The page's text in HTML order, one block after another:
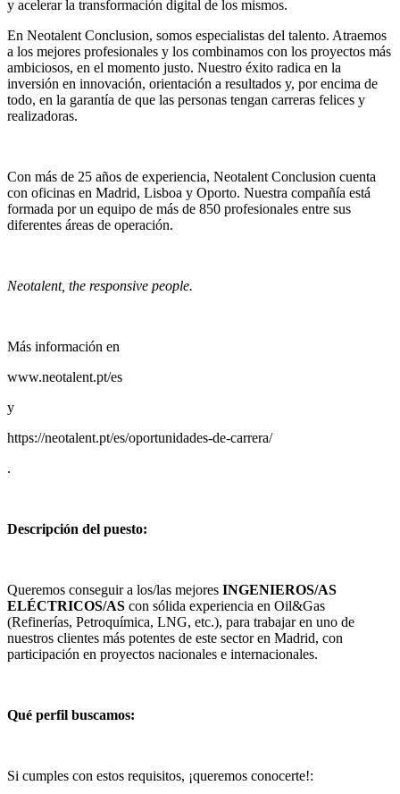
y acelerar la transformación digital de los mismos.
En Neotalent Conclusion, somos especialistas del talento. Atraemos
a los mejores profesionales y los combinamos con los proyectos más
ambiciosos, en el momento justo. Nuestro éxito radica en la
inversión en innovación, orientación a resultados y, por encima de
todo, en la garantía de que las personas tengan carreras felices y
realizadoras.
Con más de 25 años de experiencia, Neotalent Conclusion cuenta
con oficinas en Madrid, Lisboa y Oporto. Nuestra compañía está
formada por un equipo de más de 850 profesionales entre sus
diferentes áreas de operación.
Neotalent, the responsive people.
Más información en
www.neotalent.pt/es
y
https://neotalent.pt/es/oportunidades-de-carrera/
.
Descripción del puesto:
Queremos conseguir a los/las mejores INGENIEROS/AS
ELÉCTRICOS/AS con sólida experiencia en Oil&Gas
(Refinerías, Petroquímica, LNG, etc.), para trabajar en uno de
nuestros clientes más potentes de este sector en Madrid, con
participación en proyectos nacionales e internacionales.
Qué perfil buscamos:
Si cumples con estos requisitos, ¡queremos conocerte!: